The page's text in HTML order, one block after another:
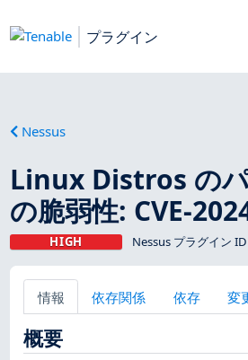
プラグイン
Nessus
Linux Distros の
の脆弱性: CVE-
HIGH Nessus プラグイン
情報 依存関係 依存 変
概要